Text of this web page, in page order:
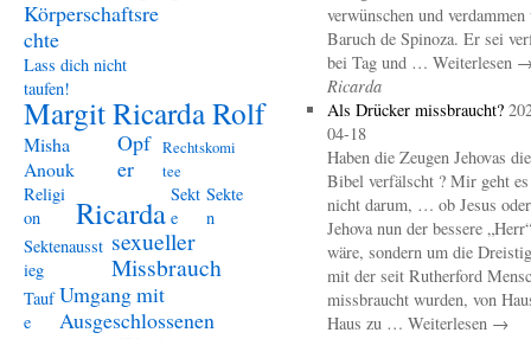
Körperschaftsre
chte
Lass dich nicht
taufen!
Margit Ricarda Rolf
Misha
Anouk
Opf
er
Rechtskomi
tee
Religi
on
Ricarda Sekt
e
Sekte
n
Sektenausst
ieg
sexueller
Missbrauch
Tauf
e
Umgang mit
Ausgeschlossenen
verwünschen und
Baruch de Spinoza. Er sei
bei Tag und … Weiterlesen
Ricarda
Als Drücker missbraucht?
04-18
Haben die Zeugen Jehovas die
Bibel verfälscht ? Mir geht
nicht darum, … ob Jesus oder
Jehova nun der bessere „Herr“
wäre, sondern um die
mit der seit Rutherford
missbraucht wurden, von
Haus zu … Weiterlesen →